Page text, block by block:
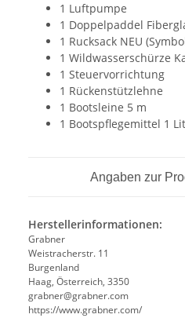
1 Luftpumpe
1 Doppelpaddel
1 Rucksack NEU
1 Wildwasserschürze
1 Steuervorrichtung
1 Rückenstützlehne
1 Bootsleine 5 m
1 Bootspflegemittel 1
Angaben zur
Herstellerinformationen:
Grabner
Weistracherstr. 11
Burgenland
Haag, Österreich, 3350
grabner@grabner.com
https://www.grabner.com/